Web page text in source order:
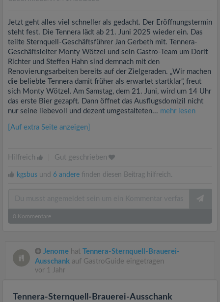
Jetzt geht alles viel schneller als gedacht. Der Eröffnungstermin
steht fest. Die Tennera lädt ab 21. Juni 2025 wieder ein. Das
teilte Sternquell-Geschäftsführer Jan Gerbeth mit. Tennera-
Geschäftsleiter Monty Wötzel und sein Gastro-Team um Dorit
Richter und Steffen Hahn sind demnach mit den
Renovierungsarbeiten bereits auf der Zielgeraden. „Wir machen
die beliebte Tennera damit früher als erwartet startklar“, freut
sich Monty Wötzel. Am Samstag, dem 21. Juni, wird um 14 Uhr
das erste Bier gezapft. Dann öffnet das Ausflugsdomizil nicht
nur seine liebevoll und dezent umgestalteten... mehr lesen
[Auf extra Seite anzeigen]
Hilfreich Gut geschrieben
kgsbus und 6 andere finden diesen Beitrag hilfreich.
0 Kommentare
Jenome hat Tennera-Sternquell-Brauerei-
Ausschank auf GastroGuide eingetragen
vor 1 Jahr
Tennera-Sternquell-Brauerei-Ausschank